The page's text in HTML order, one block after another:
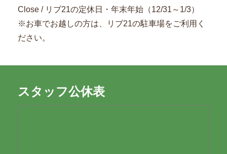
スタッフ公休表
Close / リブ21の定休日・年末年始（12/31～1/3）
※お車でお越しの方は、リブ21の駐車場をご利用く
ださい。